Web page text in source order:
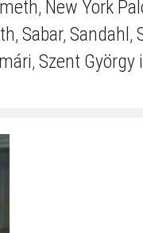
, New York
, Sabar, Sandahl ,
, Szent György